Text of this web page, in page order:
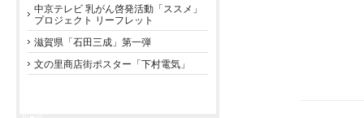
中京テレビ 乳がん啓発活動「ススメ」
プロジェクト リーフレット
滋賀県「石田三成」第一弾
文の里商店街ポスター「下村電気」